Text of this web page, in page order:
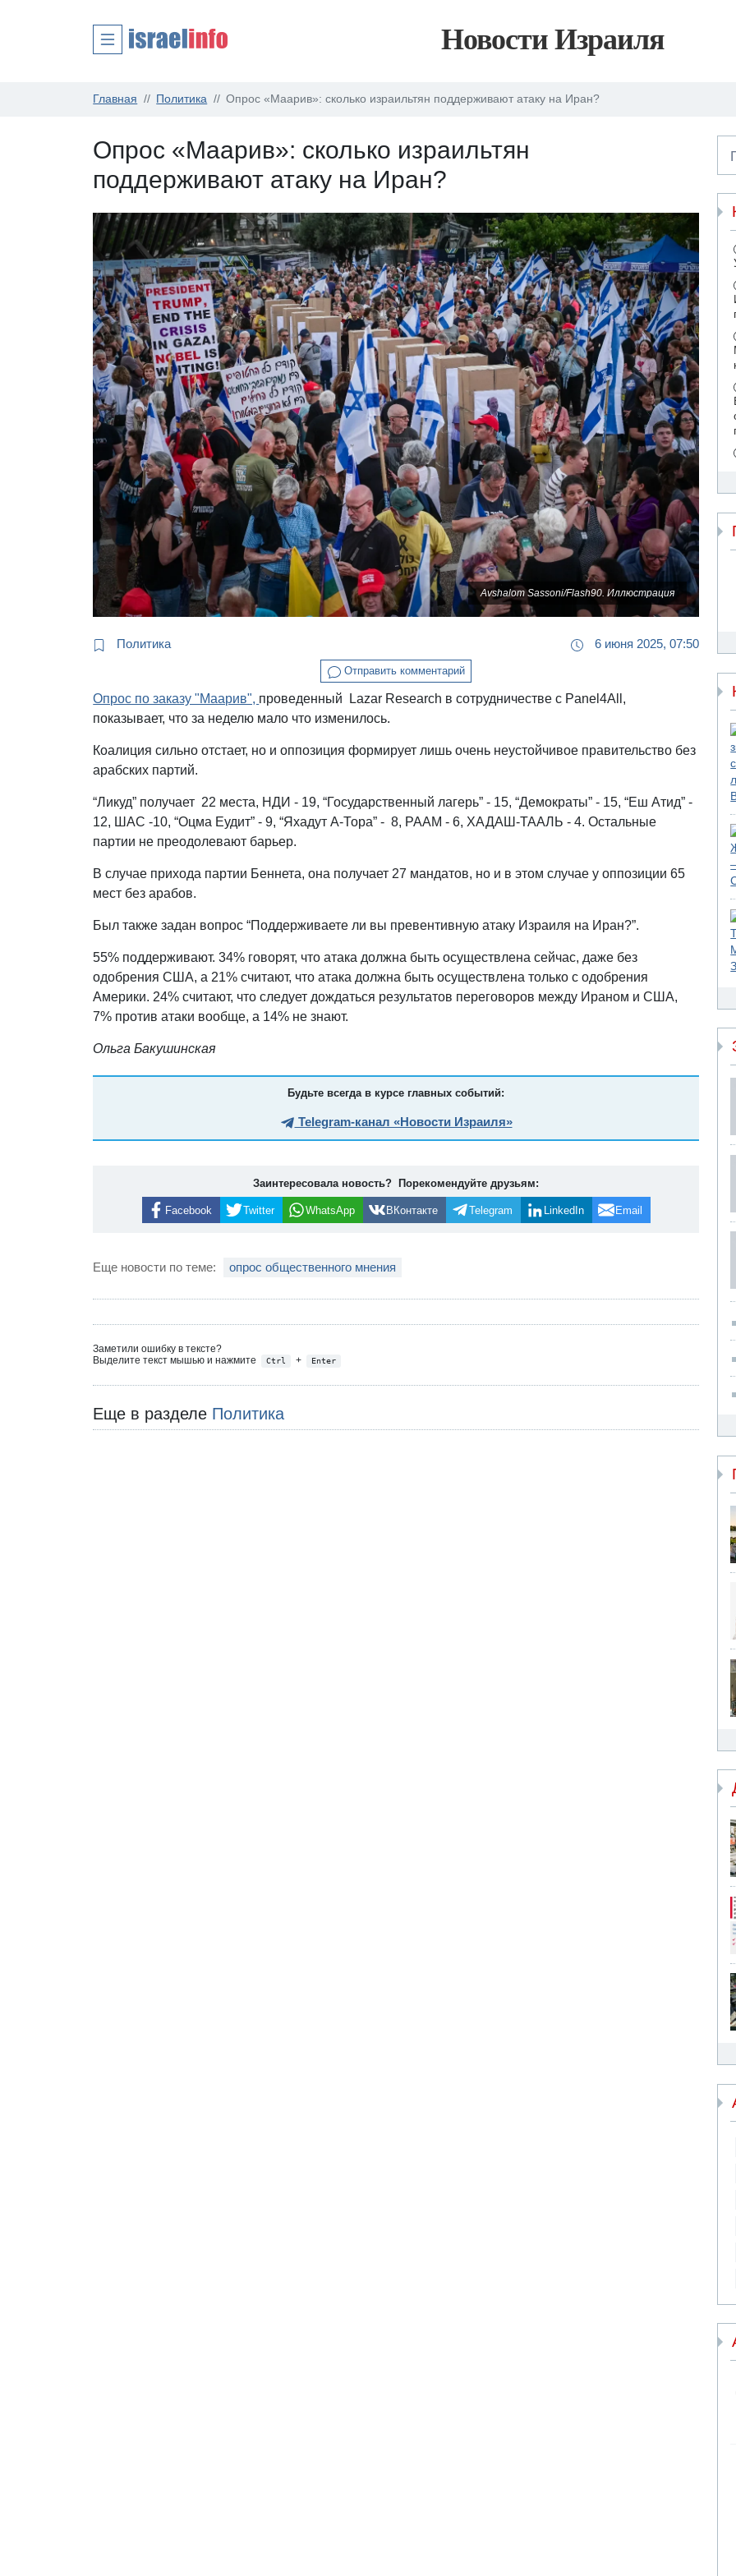
Новости Израиля
Главная Политика Опрос «Маарив»: сколько израильтян поддерживают атаку на Иран?
Опрос «Маарив»: сколько израильтян
поддерживают атаку на Иран?
Avshalom Sassoni/Flash90. Иллюстрация
Политика 6 июня 2025, 07:50
Отправить комментарий
Опрос по заказу "Маарив", проведенный Lazar Research в сотрудничестве с Panel4All,
показывает, что за неделю мало что изменилось.
Коалиция сильно отстает, но и оппозиция формирует лишь очень неустойчивое правительство без
арабских партий.
“Ликуд” получает 22 места, НДИ - 19, “Государственный лагерь” - 15, “Демократы” - 15, “Еш Атид” -
12, ШАС -10, “Оцма Еудит” - 9, “Яхадут А-Тора” - 8, РААМ - 6, ХАДАШ-ТААЛЬ - 4. Остальные
партии не преодолевают барьер.
В случае прихода партии Беннета, она получает 27 мандатов, но и в этом случае у оппозиции 65
мест без арабов.
Был также задан вопрос “Поддерживаете ли вы превентивную атаку Израиля на Иран?”.
55% поддерживают. 34% говорят, что атака должна быть осуществлена ​​сейчас, даже без
одобрения США, а 21% считают, что атака должна быть осуществлена ​​только с одобрения
Америки. 24% считают, что следует дождаться результатов переговоров между Ираном и США,
7% против атаки вообще, а 14% не знают.
Ольга Бакушинская
Будьте всегда в курсе главных событий:
Telegram-канал «Новости Израиля»
Заинтересовала новость? Порекомендуйте друзьям:
Facebook Twitter WhatsApp ВКонтакте Telegram LinkedIn Email
Еще новости по теме: опрос общественного мнения
Заметили ошибку в тексте?
Выделите текст мышью и нажмите
Ctrl + Enter
Еще в разделе Политика